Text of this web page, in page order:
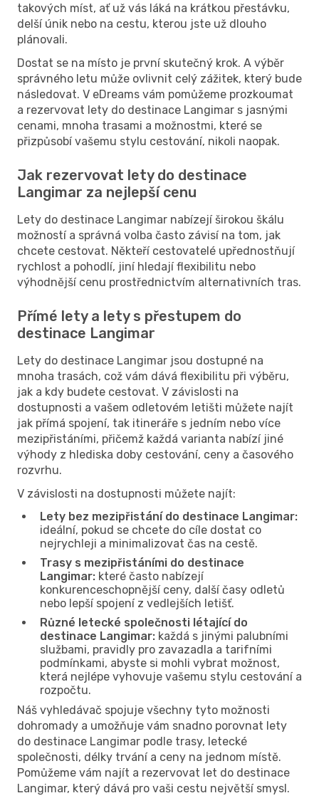
takových míst, ať už vás láká na krátkou přestávku,
delší únik nebo na cestu, kterou jste už dlouho
plánovali.
Dostat se na místo je první skutečný krok. A výběr
správného letu může ovlivnit celý zážitek, který bude
následovat. V eDreams vám pomůžeme prozkoumat
a rezervovat lety do destinace Langimar s jasnými
cenami, mnoha trasami a možnostmi, které se
přizpůsobí vašemu stylu cestování, nikoli naopak.
Jak rezervovat lety do destinace
Langimar za nejlepší cenu
Lety do destinace Langimar nabízejí širokou škálu
možností a správná volba často závisí na tom, jak
chcete cestovat. Někteří cestovatelé upřednostňují
rychlost a pohodlí, jiní hledají flexibilitu nebo
výhodnější cenu prostřednictvím alternativních tras.
Přímé lety a lety s přestupem do
destinace Langimar
Lety do destinace Langimar jsou dostupné na
mnoha trasách, což vám dává flexibilitu při výběru,
jak a kdy budete cestovat. V závislosti na
dostupnosti a vašem odletovém letišti můžete najít
jak přímá spojení, tak itineráře s jedním nebo více
mezipřistáními, přičemž každá varianta nabízí jiné
výhody z hlediska doby cestování, ceny a časového
rozvrhu.
V závislosti na dostupnosti můžete najít:
Lety bez mezipřistání do destinace Langimar:
ideální, pokud se chcete do cíle dostat co
nejrychleji a minimalizovat čas na cestě.
Trasy s mezipřistáními do destinace
Langimar: které často nabízejí
konkurenceschopnější ceny, další časy odletů
nebo lepší spojení z vedlejších letišť.
Různé letecké společnosti létající do
destinace Langimar: každá s jinými palubními
službami, pravidly pro zavazadla a tarifními
podmínkami, abyste si mohli vybrat možnost,
která nejlépe vyhovuje vašemu stylu cestování a
rozpočtu.
Náš vyhledávač spojuje všechny tyto možnosti
dohromady a umožňuje vám snadno porovnat lety
do destinace Langimar podle trasy, letecké
společnosti, délky trvání a ceny na jednom místě.
Pomůžeme vám najít a rezervovat let do destinace
Langimar, který dává pro vaši cestu největší smysl.